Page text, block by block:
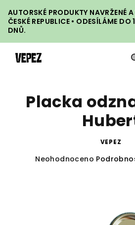
na
obsah
AUTORSKÉ PRODUKTY NAVRŽENÉ A
ČESKÉ REPUBLICE • ODESÍLÁME
DNŮ.
Placka
VEPEZ
Průměrné
Neohodnoceno